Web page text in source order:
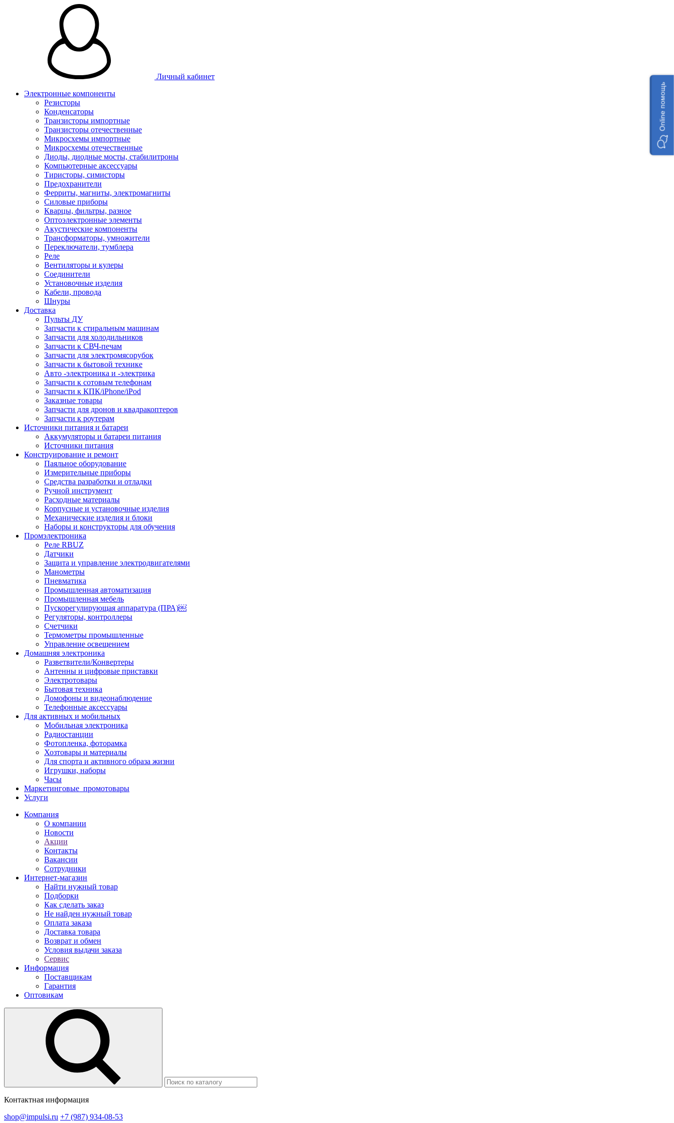
Личный кабинет
Электронные компоненты
Резисторы
Конденсаторы
Транзисторы импортные
Транзисторы отечественные
Микросхемы импортные
Микросхемы отечественные
Диоды, диодные мосты, стабилитроны
Компьютерные аксессуары
Тиристоры, симисторы
Предохранители
Ферриты, магниты, электромагниты
Силовые приборы
Кварцы, фильтры, разное
Оптоэлектронные элементы
Акустические компоненты
Трансформаторы, умножители
Переключатели, тумблера
Реле
Вентиляторы и кулеры
Соединители
Установочные изделия
Кабели, провода
Шнуры
Доставка
Пульты ДУ
Запчасти к стиральным машинам
Запчасти для холодильников
Запчасти к СВЧ-печам
Запчасти для электромясорубок
Запчасти к бытовой технике
Авто -электроника и -электрика
Запчасти к сотовым телефонам
Запчасти к КПК/iPhone/iPod
Заказные товары
Запчасти для дронов и квадракоптеров
Запчасти к роутерам
Источники питания и батареи
Аккумуляторы и батареи питания
Источники питания
Конструирование и ремонт
Паяльное оборудование
Измерительные приборы
Средства разработки и отладки
Ручной инструмент
Расходные материалы
Корпусные и установочные изделия
Механические изделия и блоки
Наборы и конструкторы для обучения
Промэлектроника
Реле RBUZ
Датчики
Защита и управление электродвигателями
Манометры
Пневматика
Промышленная автоматизация
Промышленная мебель
Пускорегулирующая аппаратура (ПРА)￼
Регуляторы, контроллеры
Счетчики
Термометры промышленные
Управление освещением
Домашняя электроника
Разветвители/Конвертеры
Антенны и цифровые приставки
Электротовары
Бытовая техника
Домофоны и видеонаблюдение
Телефонные аксессуары
Для активных и мобильных
Мобильная электроника
Радиостанции
Фотопленка, фоторамка
Хозтовары и материалы
Для спорта и активного образа жизни
Игрушки, наборы
Часы
Маркетинговые_промотовары
Услуги
Компания
О компании
Новости
Акции
Контакты
Вакансии
Сотрудники
Интернет-магазин
Найти нужный товар
Подборки
Как сделать заказ
Не найден нужный товар
Оплата заказа
Доставка товара
Возврат и обмен
Условия выдачи заказа
Сервис
Информация
Поставщикам
Гарантия
Оптовикам
Контактная информация
shop@impulsi.ru +7 (987) 934-08-53
Online помощь